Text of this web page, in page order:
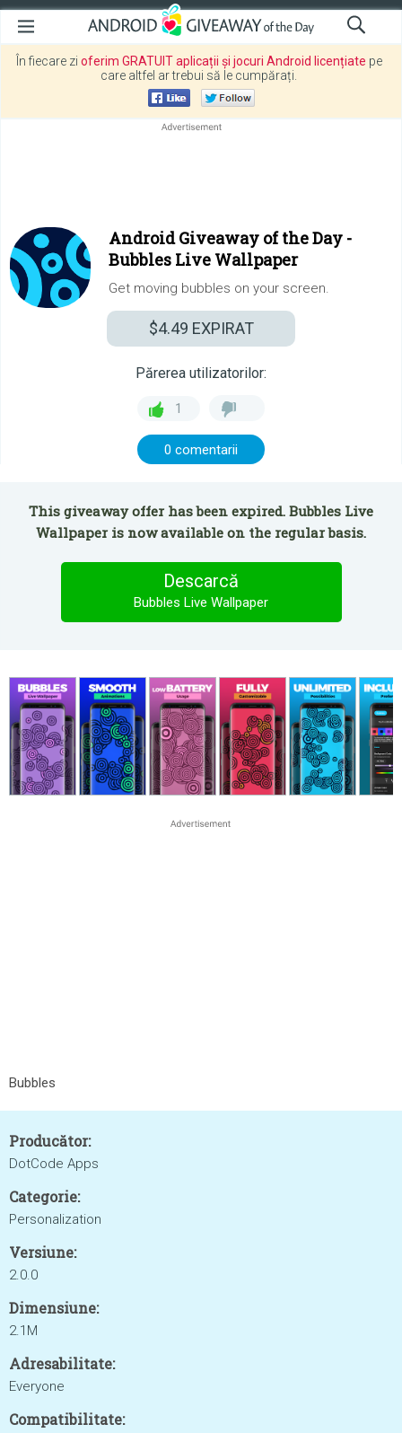
În fiecare zi oferim GRATUIT aplicații și jocuri Android licențiate pe
care altfel ar trebui să le cumpărați.
Android Giveaway of the Day -
Bubbles Live Wallpaper
Get moving bubbles on your screen.
$4.49 EXPIRAT
Părerea utilizatorilor:
1
0 comentarii
This giveaway offer has been expired. Bubbles Live
Wallpaper is now available on the regular basis.
Descarcă
Bubbles Live Wallpaper
Bubbles
Producător:
DotCode Apps
Categorie:
Personalization
Versiune:
2.0.0
Dimensiune:
2.1M
Adresabilitate:
Everyone
Compatibilitate: